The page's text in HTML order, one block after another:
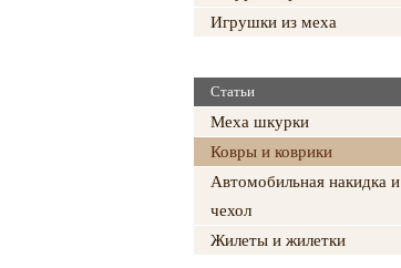
Игрушки из меха
Статьи
Меха шкурки
Ковры и коврики
Автомобильная накидка и
чехол
Жилеты и жилетки